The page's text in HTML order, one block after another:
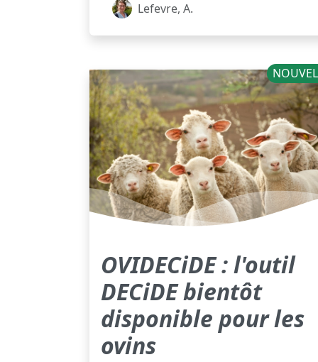
Lefevre, A.
OVIDECiDE : l'outil
DECiDE bientôt
disponible pour les
ovins